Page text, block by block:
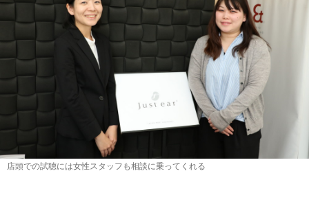
店頭での試聴には女性スタッフも相談に乗ってくれる